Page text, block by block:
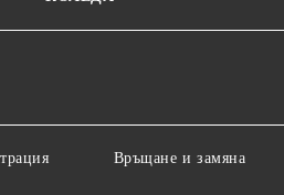
Връщане и замяна